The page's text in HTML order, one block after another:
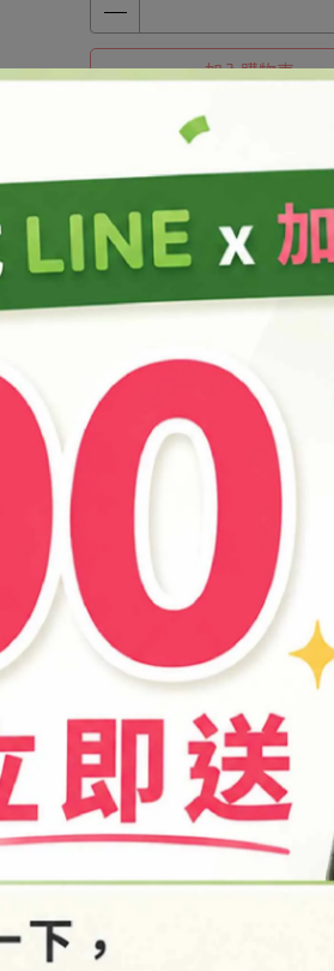
加入購物車
加入最愛
商品介紹
全身或局部浸泡。
氣。
取。